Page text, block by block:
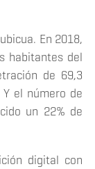
En 2018,
habitantes del
de 69,3
el número de
un 22% de
digital con